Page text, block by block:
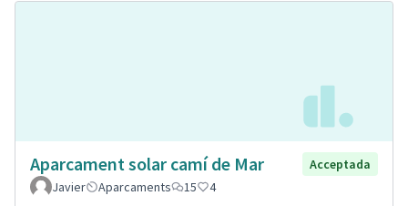
Aparcament solar camí de Mar
Acceptada
Javier
Aparcaments 15 4